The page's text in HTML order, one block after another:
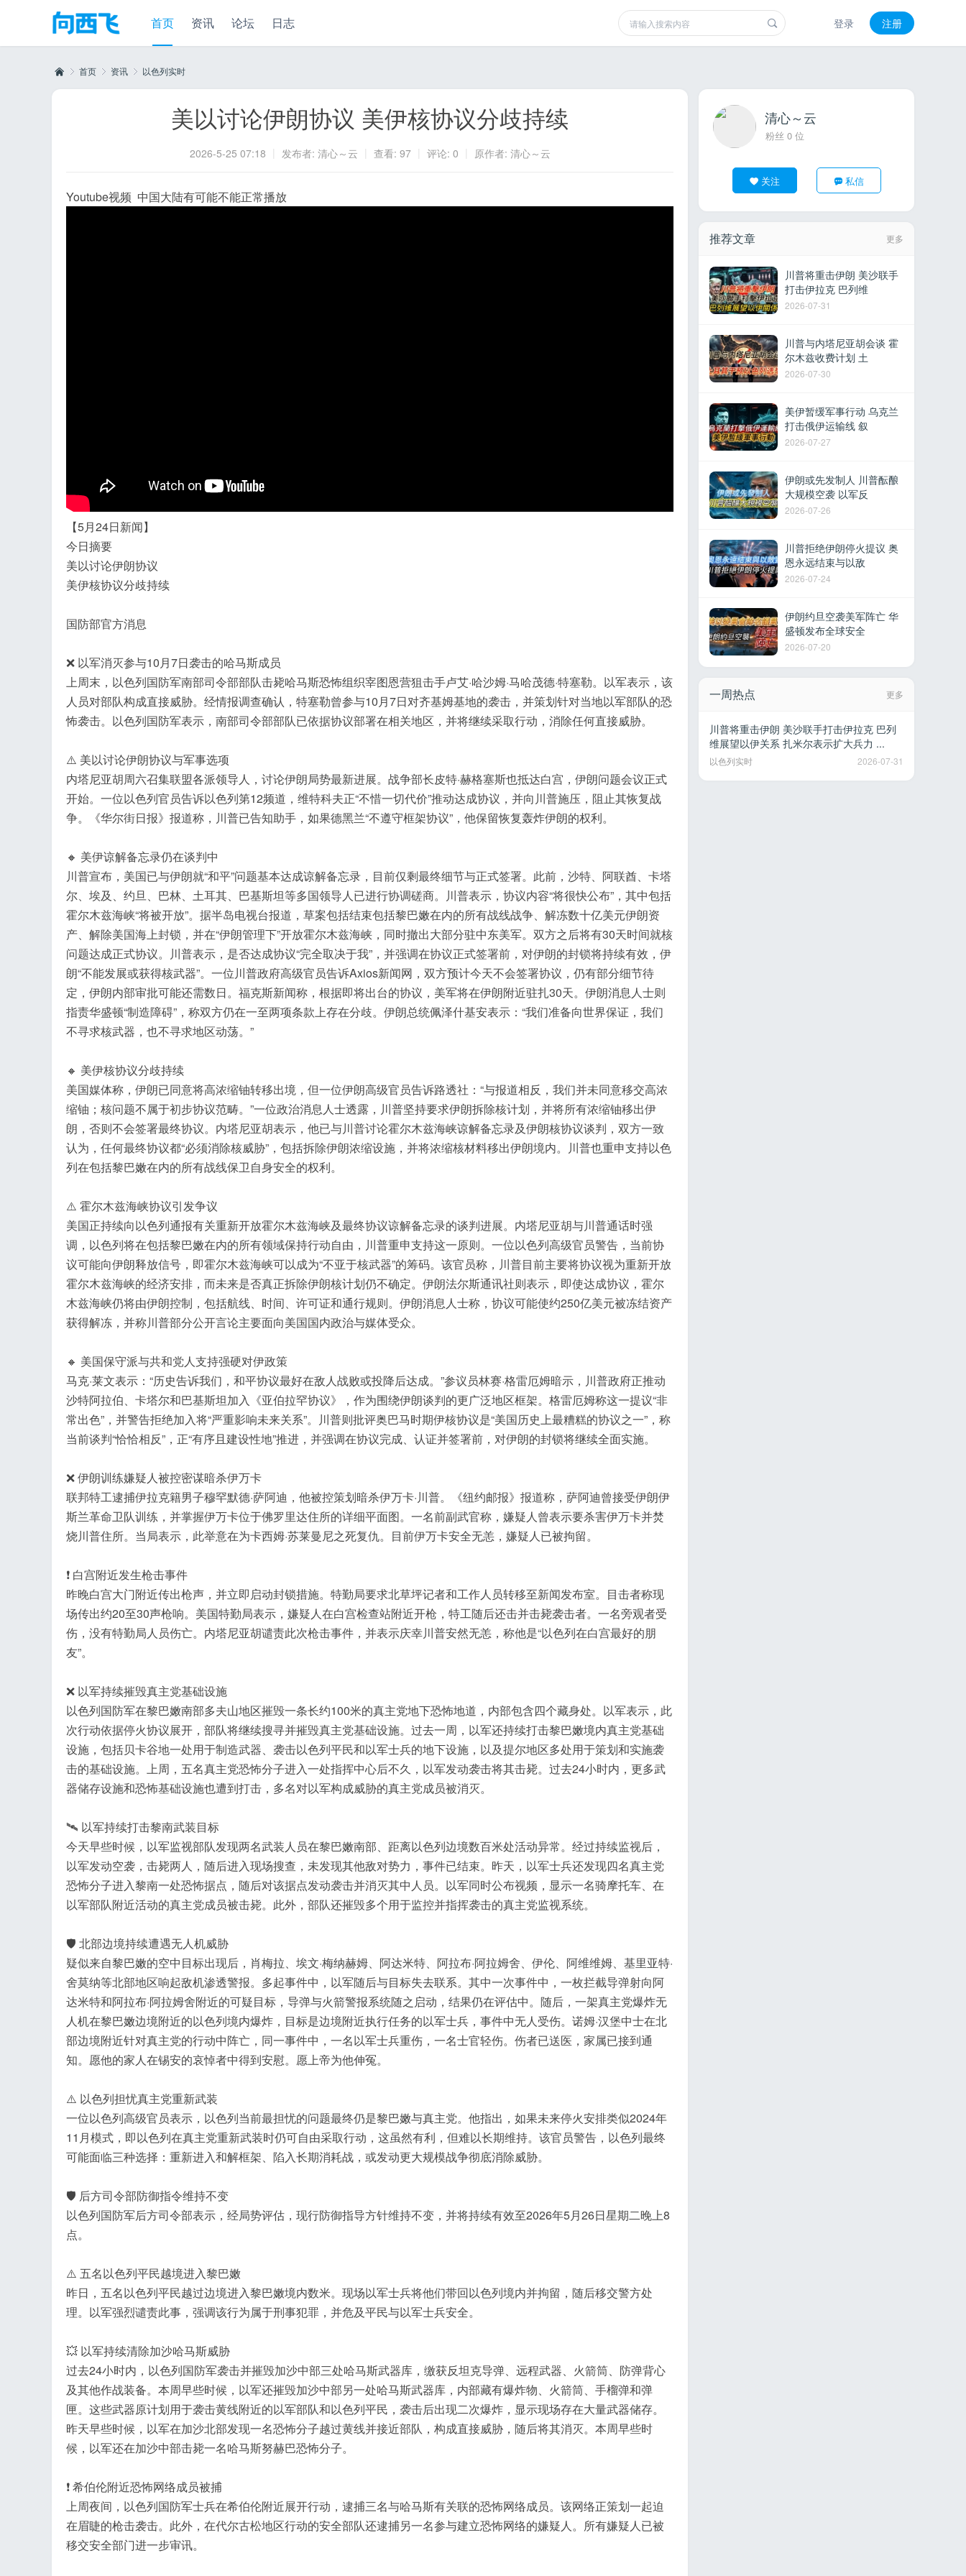
首页 资讯 论坛 日志 登录 注册
首页 资讯 以色列实时
美以讨论伊朗协议 美伊核协议分歧持续
2026-5-25 07:18 发布者: 清心～云 查看: 97 评论: 0 原作者: 清心～云
Youtube视频 中国大陆有可能不能正常播放
【5月24日新闻】
今日摘要
美以讨论伊朗协议
美伊核协议分歧持续
国防部官方消息
❌ 以军消灭参与10月7日袭击的哈马斯成员
上周末，以色列国防军南部司令部部队击毙哈马斯恐怖组织宰图恩营狙击手卢艾·哈沙姆·马哈茂德·特塞勒。以军表示，该
人员对部队构成直接威胁。经情报调查确认，特塞勒曾参与10月7日对齐基姆基地的袭击，并策划针对当地以军部队的恐
怖袭击。以色列国防军表示，南部司令部部队已依据协议部署在相关地区，并将继续采取行动，消除任何直接威胁。
⚠️ 美以讨论伊朗协议与军事选项
内塔尼亚胡周六召集联盟各派领导人，讨论伊朗局势最新进展。战争部长皮特·赫格塞斯也抵达白宫，伊朗问题会议正式
开始。一位以色列官员告诉以色列第12频道，维特科夫正“不惜一切代价”推动达成协议，并向川普施压，阻止其恢复战
争。《华尔街日报》报道称，川普已告知助手，如果德黑兰“不遵守框架协议”，他保留恢复轰炸伊朗的权利。
🔸 美伊谅解备忘录仍在谈判中
川普宣布，美国已与伊朗就“和平”问题基本达成谅解备忘录，目前仅剩最终细节与正式签署。此前，沙特、阿联酋、卡塔
尔、埃及、约旦、巴林、土耳其、巴基斯坦等多国领导人已进行协调磋商。川普表示，协议内容“将很快公布”，其中包括
霍尔木兹海峡“将被开放”。据半岛电视台报道，草案包括结束包括黎巴嫩在内的所有战线战争、解冻数十亿美元伊朗资
产、解除美国海上封锁，并在“伊朗管理下”开放霍尔木兹海峡，同时撤出大部分驻中东美军。双方之后将有30天时间就核
问题达成正式协议。川普表示，是否达成协议“完全取决于我”，并强调在协议正式签署前，对伊朗的封锁将持续有效，伊
朗“不能发展或获得核武器”。一位川普政府高级官员告诉Axios新闻网，双方预计今天不会签署协议，仍有部分细节待
定，伊朗内部审批可能还需数日。福克斯新闻称，根据即将出台的协议，美军将在伊朗附近驻扎30天。伊朗消息人士则
指责华盛顿“制造障碍”，称双方仍在一至两项条款上存在分歧。伊朗总统佩泽什基安表示：“我们准备向世界保证，我们
不寻求核武器，也不寻求地区动荡。”
🔸 美伊核协议分歧持续
美国媒体称，伊朗已同意将高浓缩铀转移出境，但一位伊朗高级官员告诉路透社：“与报道相反，我们并未同意移交高浓
缩铀；核问题不属于初步协议范畴。”一位政治消息人士透露，川普坚持要求伊朗拆除核计划，并将所有浓缩铀移出伊
朗，否则不会签署最终协议。内塔尼亚胡表示，他已与川普讨论霍尔木兹海峡谅解备忘录及伊朗核协议谈判，双方一致
认为，任何最终协议都“必须消除核威胁”，包括拆除伊朗浓缩设施，并将浓缩核材料移出伊朗境内。川普也重申支持以色
列在包括黎巴嫩在内的所有战线保卫自身安全的权利。
⚠️ 霍尔木兹海峡协议引发争议
美国正持续向以色列通报有关重新开放霍尔木兹海峡及最终协议谅解备忘录的谈判进展。内塔尼亚胡与川普通话时强
调，以色列将在包括黎巴嫩在内的所有领域保持行动自由，川普重申支持这一原则。一位以色列高级官员警告，当前协
议可能向伊朗释放信号，即霍尔木兹海峡可以成为“不亚于核武器”的筹码。该官员称，川普目前主要将协议视为重新开放
霍尔木兹海峡的经济安排，而未来是否真正拆除伊朗核计划仍不确定。伊朗法尔斯通讯社则表示，即使达成协议，霍尔
木兹海峡仍将由伊朗控制，包括航线、时间、许可证和通行规则。伊朗消息人士称，协议可能使约250亿美元被冻结资产
获得解冻，并称川普部分公开言论主要面向美国国内政治与媒体受众。
🔸 美国保守派与共和党人支持强硬对伊政策
马克·莱文表示：“历史告诉我们，和平协议最好在敌人战败或投降后达成。”参议员林赛·格雷厄姆暗示，川普政府正推动
沙特阿拉伯、卡塔尔和巴基斯坦加入《亚伯拉罕协议》，作为围绕伊朗谈判的更广泛地区框架。格雷厄姆称这一提议“非
常出色”，并警告拒绝加入将“严重影响未来关系”。川普则批评奥巴马时期伊核协议是“美国历史上最糟糕的协议之一”，称
当前谈判“恰恰相反”，正“有序且建设性地”推进，并强调在协议完成、认证并签署前，对伊朗的封锁将继续全面实施。
❌ 伊朗训练嫌疑人被控密谋暗杀伊万卡
联邦特工逮捕伊拉克籍男子穆罕默德·萨阿迪，他被控策划暗杀伊万卡·川普。《纽约邮报》报道称，萨阿迪曾接受伊朗伊
斯兰革命卫队训练，并掌握伊万卡位于佛罗里达住所的详细平面图。一名前副武官称，嫌疑人曾表示要杀害伊万卡并焚
烧川普住所。当局表示，此举意在为卡西姆·苏莱曼尼之死复仇。目前伊万卡安全无恙，嫌疑人已被拘留。
❗️ 白宫附近发生枪击事件
昨晚白宫大门附近传出枪声，并立即启动封锁措施。特勤局要求北草坪记者和工作人员转移至新闻发布室。目击者称现
场传出约20至30声枪响。美国特勤局表示，嫌疑人在白宫检查站附近开枪，特工随后还击并击毙袭击者。一名旁观者受
伤，没有特勤局人员伤亡。内塔尼亚胡谴责此次枪击事件，并表示庆幸川普安然无恙，称他是“以色列在白宫最好的朋
友”。
❌ 以军持续摧毁真主党基础设施
以色列国防军在黎巴嫩南部多夫山地区摧毁一条长约100米的真主党地下恐怖地道，内部包含四个藏身处。以军表示，此
次行动依据停火协议展开，部队将继续搜寻并摧毁真主党基础设施。过去一周，以军还持续打击黎巴嫩境内真主党基础
设施，包括贝卡谷地一处用于制造武器、袭击以色列平民和以军士兵的地下设施，以及提尔地区多处用于策划和实施袭
击的基础设施。上周，五名真主党恐怖分子进入一处指挥中心后不久，以军发动袭击将其击毙。过去24小时内，更多武
器储存设施和恐怖基础设施也遭到打击，多名对以军构成威胁的真主党成员被消灭。
🛰️ 以军持续打击黎南武装目标
今天早些时候，以军监视部队发现两名武装人员在黎巴嫩南部、距离以色列边境数百米处活动异常。经过持续监视后，
以军发动空袭，击毙两人，随后进入现场搜查，未发现其他敌对势力，事件已结束。昨天，以军士兵还发现四名真主党
恐怖分子进入黎南一处恐怖据点，随后对该据点发动袭击并消灭其中人员。以军同时公布视频，显示一名骑摩托车、在
以军部队附近活动的真主党成员被击毙。此外，部队还摧毁多个用于监控并指挥袭击的真主党监视系统。
🛡️ 北部边境持续遭遇无人机威胁
疑似来自黎巴嫩的空中目标出现后，肖梅拉、埃文·梅纳赫姆、阿达米特、阿拉布·阿拉姆舍、伊伦、阿维维姆、基里亚特·
舍莫纳等北部地区响起敌机渗透警报。多起事件中，以军随后与目标失去联系。其中一次事件中，一枚拦截导弹射向阿
达米特和阿拉布·阿拉姆舍附近的可疑目标，导弹与火箭警报系统随之启动，结果仍在评估中。随后，一架真主党爆炸无
人机在黎巴嫩边境附近的以色列境内爆炸，目标是边境附近执行任务的以军士兵，事件中无人受伤。诺姆·汉堡中士在北
部边境附近针对真主党的行动中阵亡，同一事件中，一名以军士兵重伤，一名士官轻伤。伤者已送医，家属已接到通
知。愿他的家人在锡安的哀悼者中得到安慰。愿上帝为他伸冤。
⚠️ 以色列担忧真主党重新武装
一位以色列高级官员表示，以色列当前最担忧的问题最终仍是黎巴嫩与真主党。他指出，如果未来停火安排类似2024年
11月模式，即以色列在真主党重新武装时仍可自由采取行动，这虽然有利，但难以长期维持。该官员警告，以色列最终
可能面临三种选择：重新进入和解框架、陷入长期消耗战，或发动更大规模战争彻底消除威胁。
🛡️ 后方司令部防御指令维持不变
以色列国防军后方司令部表示，经局势评估，现行防御指导方针维持不变，并将持续有效至2026年5月26日星期二晚上8
点。
⚠️ 五名以色列平民越境进入黎巴嫩
昨日，五名以色列平民越过边境进入黎巴嫩境内数米。现场以军士兵将他们带回以色列境内并拘留，随后移交警方处
理。以军强烈谴责此事，强调该行为属于刑事犯罪，并危及平民与以军士兵安全。
💥 以军持续清除加沙哈马斯威胁
过去24小时内，以色列国防军袭击并摧毁加沙中部三处哈马斯武器库，缴获反坦克导弹、远程武器、火箭筒、防弹背心
及其他作战装备。本周早些时候，以军还摧毁加沙中部另一处哈马斯武器库，内部藏有爆炸物、火箭筒、手榴弹和弹
匣。这些武器原计划用于袭击黄线附近的以军部队和以色列平民，袭击后出现二次爆炸，显示现场存在大量武器储存。
昨天早些时候，以军在加沙北部发现一名恐怖分子越过黄线并接近部队，构成直接威胁，随后将其消灭。本周早些时
候，以军还在加沙中部击毙一名哈马斯努赫巴恐怖分子。
❗️ 希伯伦附近恐怖网络成员被捕
上周夜间，以色列国防军士兵在希伯伦附近展开行动，逮捕三名与哈马斯有关联的恐怖网络成员。该网络正策划一起迫
在眉睫的枪击袭击。此外，在代尔古松地区行动的安全部队还逮捕另一名参与建立恐怖网络的嫌疑人。所有嫌疑人已被
移交安全部门进一步审讯。
清心～云
粉丝 0 位
关注 私信
推荐文章 更多
川普将重击伊朗 美沙联手
打击伊拉克 巴列维
2026-07-31
川普与内塔尼亚胡会谈 霍
尔木兹收费计划 土
2026-07-30
美伊暂缓军事行动 乌克兰
打击俄伊运输线 叙
2026-07-27
伊朗或先发制人 川普酝酿
大规模空袭 以军反
2026-07-26
川普拒绝伊朗停火提议 奥
恩永远结束与以敌
2026-07-24
伊朗约旦空袭美军阵亡 华
盛顿发布全球安全
2026-07-20
一周热点 更多
川普将重击伊朗 美沙联手打击伊拉克 巴列
维展望以伊关系 扎米尔表示扩大兵力 ...
以色列实时 2026-07-31